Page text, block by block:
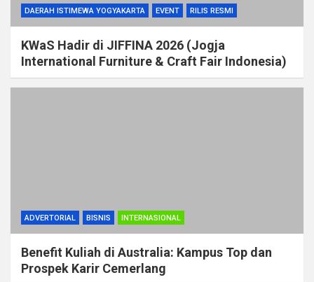
DAERAH ISTIMEWA YOGYAKARTA EVENT RILIS RESMI
KWaS Hadir di JIFFINA 2026 (Jogja
International Furniture & Craft Fair Indonesia)
ADVERTORIAL BISNIS INTERNASIONAL
Benefit Kuliah di Australia: Kampus Top dan
Prospek Karir Cemerlang